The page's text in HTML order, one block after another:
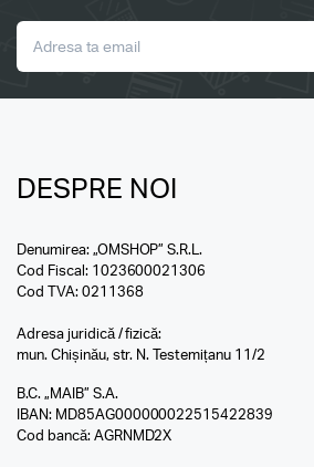
DESPRE NOI
Denumirea: „OMSHOP” S.R.L.
Cod Fiscal: 1023600021306
Cod TVA: 0211368
Adresa juridică / fizică:
mun. Chișinău, str. N. Testemițanu 11/2
B.C. „MAIB” S.A.
IBAN: MD85AG000000022515422839
Cod bancă: AGRNMD2X